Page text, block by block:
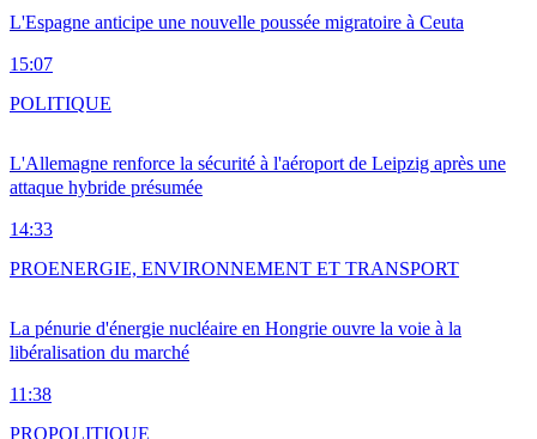
L'Espagne anticipe une nouvelle poussée migratoire à Ceuta
15:07
L'Allemagne renforce la sécurité à l'aéroport de Leipzig après une
attaque hybride présumée
14:33
POLITIQUE
La pénurie d'énergie nucléaire en Hongrie ouvre la voie à la
libéralisation du marché
11:38
PROENERGIE, ENVIRONNEMENT ET TRANSPORT
PROPOLITIQUE